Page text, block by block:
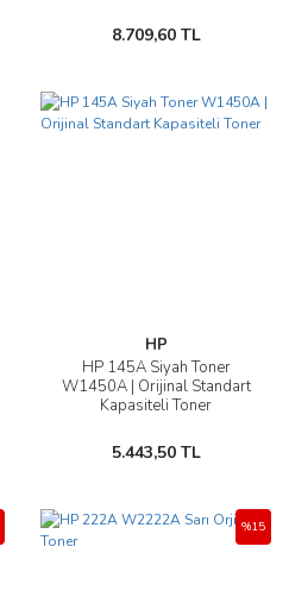
8.709,60 TL
HP
HP 145A Siyah Toner
W1450A | Orijinal Standart
Kapasiteli Toner
5.443,50 TL
%15